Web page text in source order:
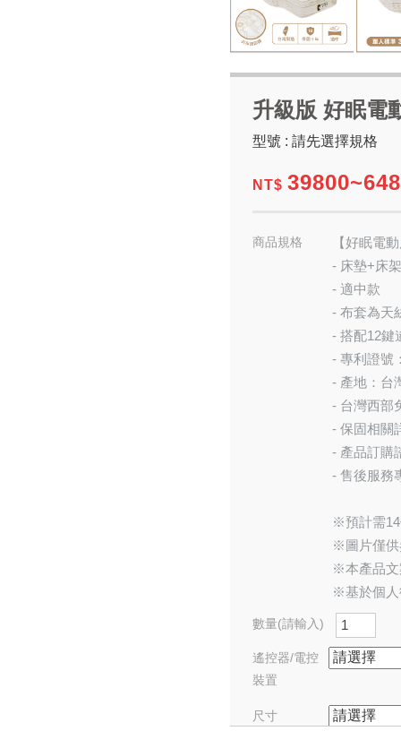
升級版 好眠電
型號 : 請先選擇規格
NT$
商品規格
【好眠電
- 床墊+床
- 適中款
- 布套為天
- 搭配12鍵
- 專利證號
- 產地：台
- 台灣西部
- 保固相關
- 產品訂購
- 售後服務
※預計需
※圖片僅供
※本產品文
※基於個人
數量(請輸入)
遙控器/電控
裝置
尺寸